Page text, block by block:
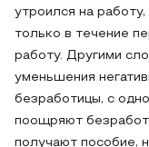
утроился на
только в течение
работу. Другими
уменьшения
безработицы, с
поощряют
получают пособие,